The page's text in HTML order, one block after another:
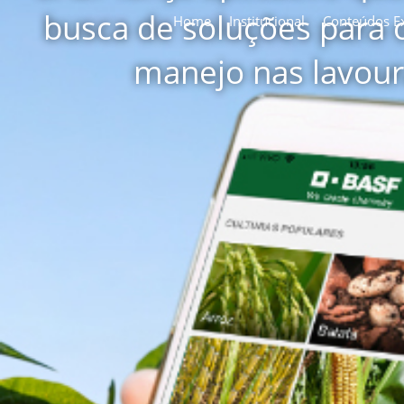
Home Institucional Conteúdos
busca de soluções para
manejo nas